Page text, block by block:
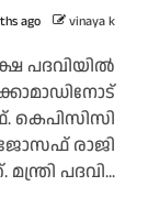
ago vinaya k
പദവിയില്‍
കെപിസിസി
രാജി
പദവി...